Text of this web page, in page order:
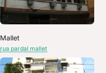
Mallet
rua pardal mallet